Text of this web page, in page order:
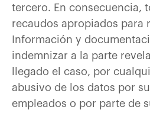
tercero. En consecuencia,
recaudos apropiados para
Información y
indemnizar a la parte
llegado el caso, por
abusivo de los datos por
empleados o por parte de